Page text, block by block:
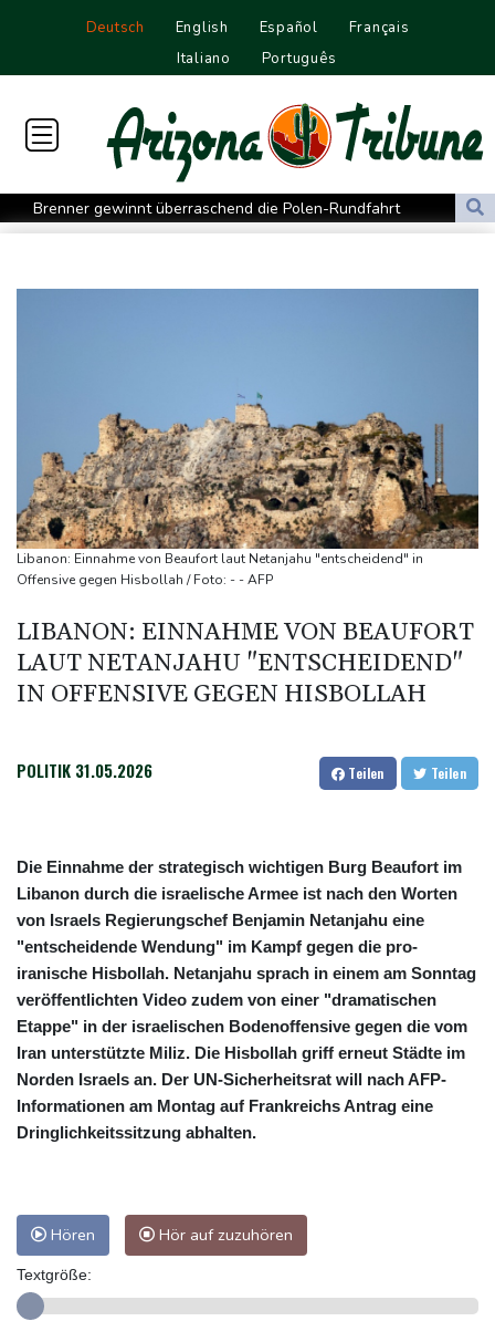
Deutsch English Español
Français
Italiano
Português
Brenner gewinnt überraschend die Polen-Rundfahrt
Papst fordert humanitäre Korridore im Sudan
Nächster Dreifachsieg für Aprilia - Fernández triumphiert
Verkehrsminister Bilger will Boni von Bahnmanagern an Ziele
knüpfen
Bericht: Trotz Sanierung nur jeder vierte Zug zwischen Hamburg
und Berlin pünktlich
FC Bayern: Kompany setzt auf Musiala
Libanon: Einnahme von Beaufort laut Netanjahu "entscheidend" in
Offensive gegen Hisbollah / Foto: - - AFP
LIBANON: EINNAHME VON BEAUFORT
LAUT NETANJAHU "ENTSCHEIDEND"
IN OFFENSIVE GEGEN HISBOLLAH
POLITIK 31.05.2026 Teilen Teilen
Die Einnahme der strategisch wichtigen Burg Beaufort im
Libanon durch die israelische Armee ist nach den Worten
von Israels Regierungschef Benjamin Netanjahu eine
"entscheidende Wendung" im Kampf gegen die pro-
iranische Hisbollah. Netanjahu sprach in einem am Sonntag
veröffentlichten Video zudem von einer "dramatischen
Etappe" in der israelischen Bodenoffensive gegen die vom
Iran unterstützte Miliz. Die Hisbollah griff erneut Städte im
Norden Israels an. Der UN-Sicherheitsrat will nach AFP-
Informationen am Montag auf Frankreichs Antrag eine
Dringlichkeitssitzung abhalten.
Hören Hör auf zuzuhören
Textgröße: